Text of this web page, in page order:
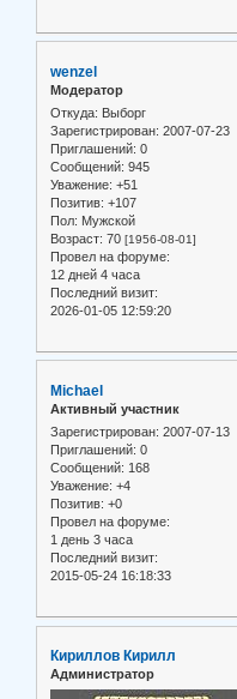
wenzel
Модератор
Откуда: Выборг
Зарегистрирован: 2007-07-23
Приглашений: 0
Сообщений: 945
Уважение: +51
Позитив: +107
Пол: Мужской
Возраст: 70 [1956-08-01]
Провел на форуме:
12 дней 4 часа
Последний визит:
2026-01-05 12:59:20
Michael
Активный участник
Зарегистрирован: 2007-07-13
Приглашений: 0
Сообщений: 168
Уважение: +4
Позитив: +0
Провел на форуме:
1 день 3 часа
Последний визит:
2015-05-24 16:18:33
Кириллов Кирилл
Администратор